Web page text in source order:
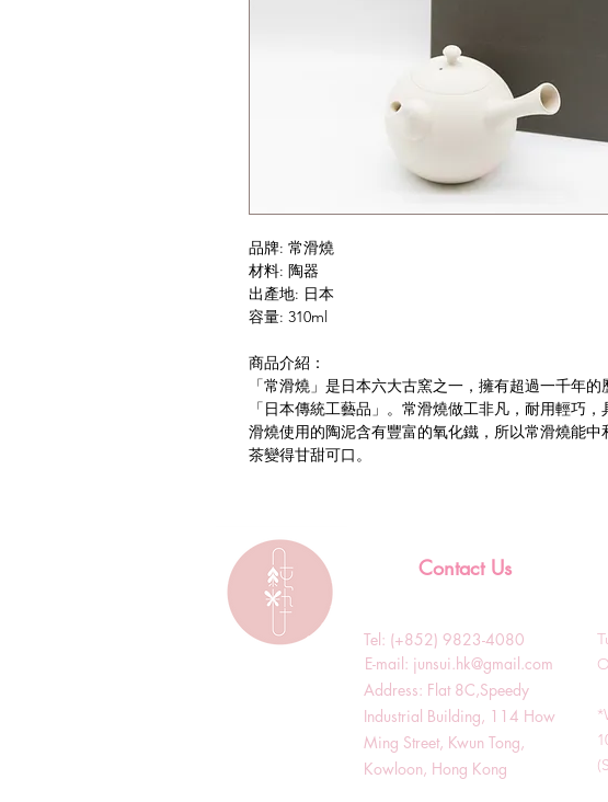
品牌: 常滑燒
材料: 陶器
出產地: 日本
容量: 310ml
商品介紹：
「常滑燒」是日本六大古窯之一，擁有超過一千年
「日本傳統工藝品」。常滑燒做工非凡，耐用輕巧
滑燒使用的陶泥含有豐富的氧化鐵，所以常滑燒能
茶變得甘甜可口。
Contact Us
Tel: (+852) 9823-4080
​E-mail: junsui.hk@gmail.com
​Address: Flat 8C,Speedy
Industrial Building, 114 How
Ming Street, Kwun Tong,
Kowloon, Hong Kong